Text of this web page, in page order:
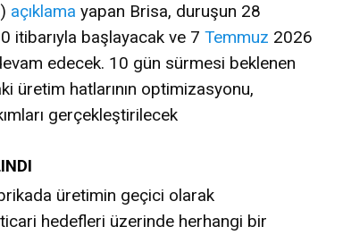
açıklama yapan Brisa, duruşun 28
itibarıyla başlayacak ve 7 Temmuz 2026
edecek. 10 gün sürmesi beklenen
üretim hatlarının optimizasyonu,
gerçekleştirilecek
üretimin geçici olarak
ticari hedefleri üzerinde herhangi bir